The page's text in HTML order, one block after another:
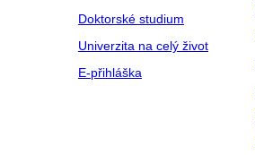
Doktorské studium
Univerzita na celý život
E-přihláška